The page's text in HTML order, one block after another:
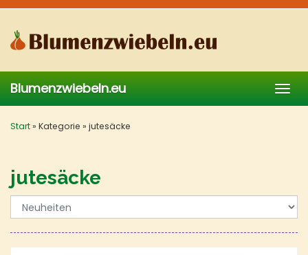
Skip
main
content
Blumenzwiebeln.eu
Start» Kategorie » jutesäcke
jutesäcke